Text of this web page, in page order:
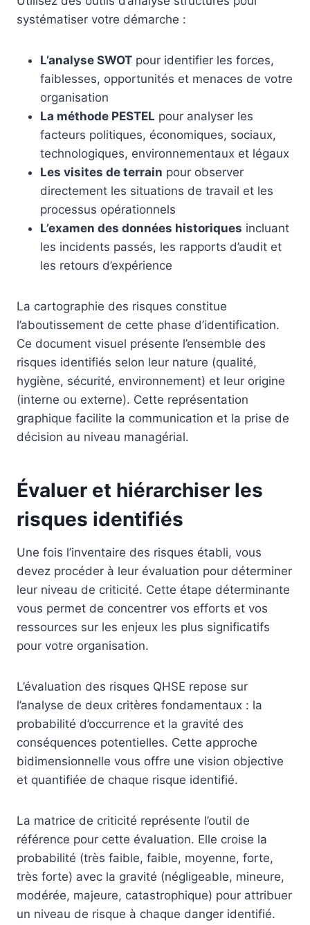
systématiser votre démarche :
L’analyse SWOT pour identifier les forces,
faiblesses, opportunités et menaces de votre
organisation
La méthode PESTEL pour analyser les
facteurs politiques, économiques, sociaux,
technologiques, environnementaux et légaux
Les visites de terrain pour observer
directement les situations de travail et les
processus opérationnels
L’examen des données historiques incluant
les incidents passés, les rapports d’audit et
les retours d’expérience
La cartographie des risques constitue
l’aboutissement de cette phase d’identification.
Ce document visuel présente l’ensemble des
risques identifiés selon leur nature (qualité,
hygiène, sécurité, environnement) et leur origine
(interne ou externe). Cette représentation
graphique facilite la communication et la prise de
décision au niveau managérial.
Évaluer et hiérarchiser les
risques identifiés
Une fois l’inventaire des risques établi, vous
devez procéder à leur évaluation pour déterminer
leur niveau de criticité. Cette étape déterminante
vous permet de concentrer vos efforts et vos
ressources sur les enjeux les plus significatifs
pour votre organisation.
L’évaluation des risques QHSE repose sur
l’analyse de deux critères fondamentaux : la
probabilité d’occurrence et la gravité des
conséquences potentielles. Cette approche
bidimensionnelle vous offre une vision objective
et quantifiée de chaque risque identifié.
La matrice de criticité représente l’outil de
référence pour cette évaluation. Elle croise la
probabilité (très faible, faible, moyenne, forte,
très forte) avec la gravité (négligeable, mineure,
modérée, majeure, catastrophique) pour attribuer
un niveau de risque à chaque danger identifié.